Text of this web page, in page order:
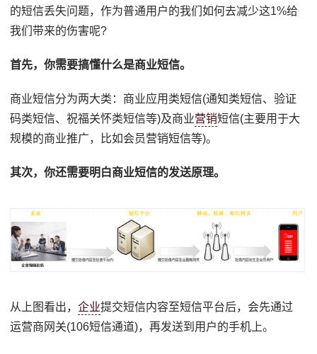
的短信丢失问题，作为普通用户的我们如何去减少这1%给
我们带来的伤害呢?
首先，你需要搞懂什么是商业短信。
商业短信分为两大类：商业应用类短信(通知类短信、验证
码类短信、祝福关怀类短信等)及商业营销短信(主要用于大
规模的商业推广，比如会员营销短信等)。
其次，你还需要明白商业短信的发送原理。
从上图看出，企业提交短信内容至短信平台后，会先通过
运营商网关(106短信通道)，再发送到用户的手机上。